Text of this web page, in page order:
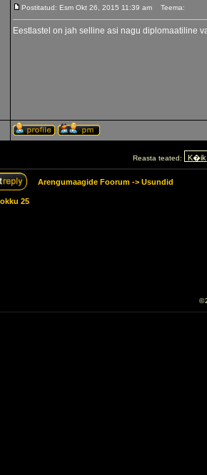
Postitatud: Esm Okt 26, 2015 11:39 am Teema:
Eestlastel on jah selline asi nagu diplomaatiline
Reasta teated:
Arengumaagide Foorum -> Usundid
25
©